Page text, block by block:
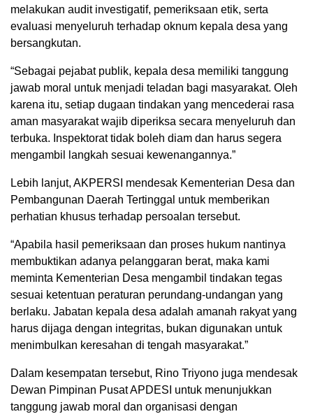
melakukan audit investigatif, pemeriksaan etik, serta
evaluasi menyeluruh terhadap oknum kepala desa yang
bersangkutan.
“Sebagai pejabat publik, kepala desa memiliki tanggung
jawab moral untuk menjadi teladan bagi masyarakat. Oleh
karena itu, setiap dugaan tindakan yang mencederai rasa
aman masyarakat wajib diperiksa secara menyeluruh dan
terbuka. Inspektorat tidak boleh diam dan harus segera
mengambil langkah sesuai kewenangannya.”
Lebih lanjut, AKPERSI mendesak Kementerian Desa dan
Pembangunan Daerah Tertinggal untuk memberikan
perhatian khusus terhadap persoalan tersebut.
“Apabila hasil pemeriksaan dan proses hukum nantinya
membuktikan adanya pelanggaran berat, maka kami
meminta Kementerian Desa mengambil tindakan tegas
sesuai ketentuan peraturan perundang-undangan yang
berlaku. Jabatan kepala desa adalah amanah rakyat yang
harus dijaga dengan integritas, bukan digunakan untuk
menimbulkan keresahan di tengah masyarakat.”
Dalam kesempatan tersebut, Rino Triyono juga mendesak
Dewan Pimpinan Pusat APDESI untuk menunjukkan
tanggung jawab moral dan organisasi dengan